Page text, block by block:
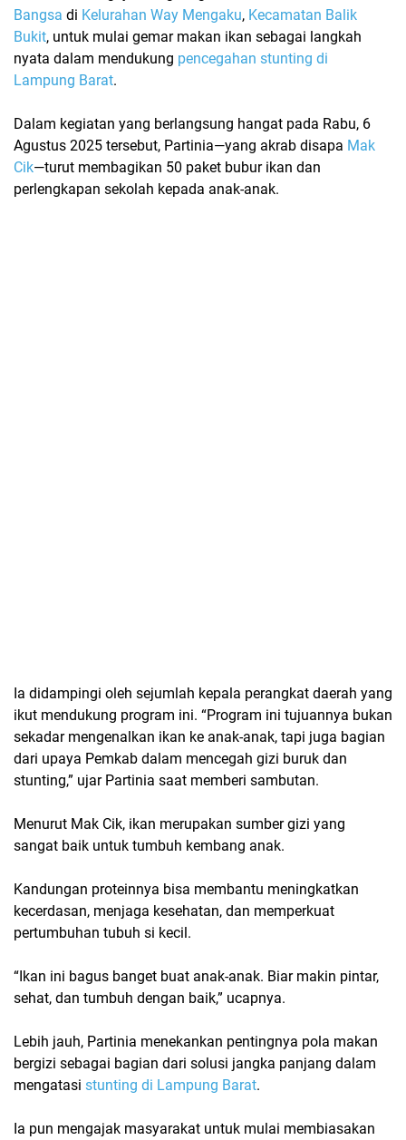
Bangsa di Kelurahan Way Mengaku, Kecamatan Balik
Bukit, untuk mulai gemar makan ikan sebagai langkah
nyata dalam mendukung pencegahan stunting di
Lampung Barat.
Dalam kegiatan yang berlangsung hangat pada Rabu, 6
Agustus 2025 tersebut, Partinia—yang akrab disapa Mak
Cik—turut membagikan 50 paket bubur ikan dan
perlengkapan sekolah kepada anak-anak.
Ia didampingi oleh sejumlah kepala perangkat daerah yang
ikut mendukung program ini. “Program ini tujuannya bukan
sekadar mengenalkan ikan ke anak-anak, tapi juga bagian
dari upaya Pemkab dalam mencegah gizi buruk dan
stunting,” ujar Partinia saat memberi sambutan.
Menurut Mak Cik, ikan merupakan sumber gizi yang
sangat baik untuk tumbuh kembang anak.
Kandungan proteinnya bisa membantu meningkatkan
kecerdasan, menjaga kesehatan, dan memperkuat
pertumbuhan tubuh si kecil.
“Ikan ini bagus banget buat anak-anak. Biar makin pintar,
sehat, dan tumbuh dengan baik,” ucapnya.
Lebih jauh, Partinia menekankan pentingnya pola makan
bergizi sebagai bagian dari solusi jangka panjang dalam
mengatasi stunting di Lampung Barat.
Ia pun mengajak masyarakat untuk mulai membiasakan